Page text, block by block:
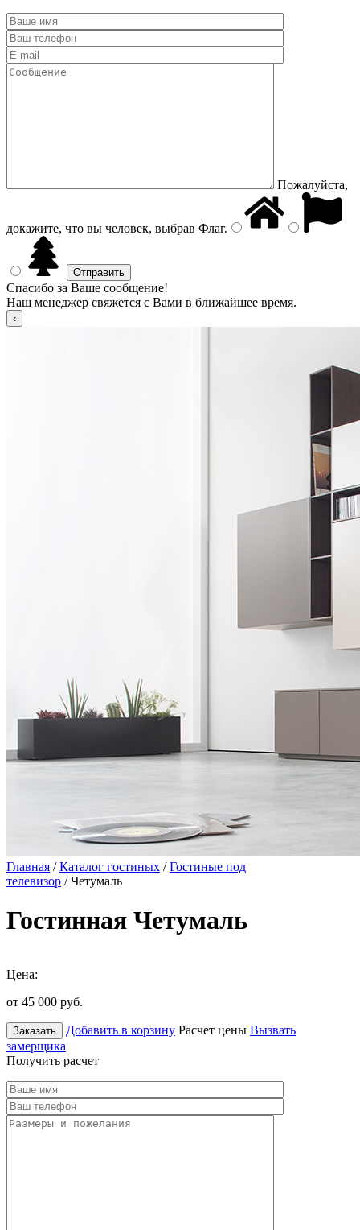
Пожалуйста,
докажите, что вы человек, выбрав Флаг.
Спасибо за Ваше сообщение!
Наш менеджер свяжется с Вами в ближайшее время.
Главная /Каталог гостиных /Гостиные под
телевизор / Четумаль
Гостинная Четумаль
Цена:
от 45 000 руб.
Заказать Добавить в корзину Расчет цены Вызвать
замерщика
Получить расчет